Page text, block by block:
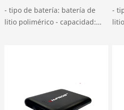
- tipo de batería: batería de
litio polimérico - capacidad:
-